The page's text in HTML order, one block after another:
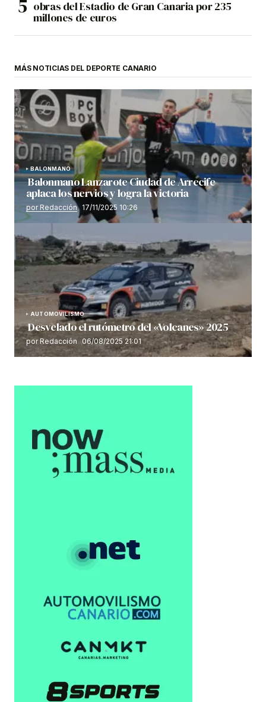
obras del Estadio de Gran Canaria por 235
millones de euros
MÁS NOTICIAS DEL DEPORTE CANARIO
BALONMANO
Balonmano Lanzarote Ciudad de Arrecife
aplaca los nervios y logra la victoria
por Redacción 17/11/2025 10:26
AUTOMOVILISMO
Desvelado el rutómetro del «Volcanes» 2025
por Redacción 06/08/2025 21:01